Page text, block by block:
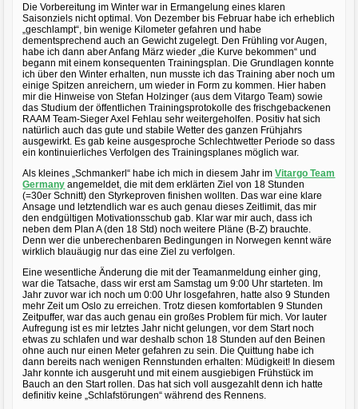
Die Vorbereitung im Winter war in Ermangelung eines klaren
Saisonziels nicht optimal. Von Dezember bis Februar habe ich erheblich
„geschlampt“, bin wenige Kilometer gefahren und habe
dementsprechend auch an Gewicht zugelegt. Den Frühling vor Augen,
habe ich dann aber Anfang März wieder „die Kurve bekommen“ und
begann mit einem konsequenten Trainingsplan. Die Grundlagen konnte
ich über den Winter erhalten, nun musste ich das Training aber noch um
einige Spitzen anreichern, um wieder in Form zu kommen. Hier haben
mir die Hinweise von Stefan Holzinger (aus dem Vitargo Team) sowie
das Studium der öffentlichen Trainingsprotokolle des frischgebackenen
RAAM Team-Sieger Axel Fehlau sehr weitergeholfen. Positiv hat sich
natürlich auch das gute und stabile Wetter des ganzen Frühjahrs
ausgewirkt. Es gab keine ausgesproche Schlechtwetter Periode so dass
ein kontinuierliches Verfolgen des Trainingsplanes möglich war.
Als kleines „Schmankerl“ habe ich mich in diesem Jahr im Vitargo Team
Germany angemeldet, die mit dem erklärten Ziel von 18 Stunden
(=30er Schnitt) den Styrkeproven finishen wollten. Das war eine klare
Ansage und letztendlich war es auch genau dieses Zeitlimit, das mir
den endgültigen Motivationsschub gab. Klar war mir auch, dass ich
neben dem Plan A (den 18 Std) noch weitere Pläne (B-Z) brauchte.
Denn wer die unberechenbaren Bedingungen in Norwegen kennt wäre
wirklich blauäugig nur das eine Ziel zu verfolgen.
Eine wesentliche Änderung die mit der Teamanmeldung einher ging,
war die Tatsache, dass wir erst am Samstag um 9:00 Uhr starteten. Im
Jahr zuvor war ich noch um 0:00 Uhr losgefahren, hatte also 9 Stunden
mehr Zeit um Oslo zu erreichen. Trotz diesen komfortablen 9 Stunden
Zeitpuffer, war das auch genau ein großes Problem für mich. Vor lauter
Aufregung ist es mir letztes Jahr nicht gelungen, vor dem Start noch
etwas zu schlafen und war deshalb schon 18 Stunden auf den Beinen
ohne auch nur einen Meter gefahren zu sein. Die Quittung habe ich
dann bereits nach wenigen Rennstunden erhalten: Müdigkeit! In diesem
Jahr konnte ich ausgeruht und mit einem ausgiebigen Frühstück im
Bauch an den Start rollen. Das hat sich voll ausgezahlt denn ich hatte
definitiv keine „Schlafstörungen“ während des Rennens.